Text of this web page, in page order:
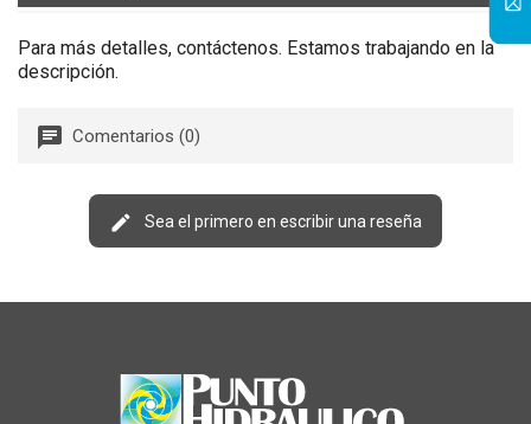
Para más detalles, contáctenos. Estamos trabajando en la
descripción.
Comentarios (0)
Sea el primero en escribir una reseña